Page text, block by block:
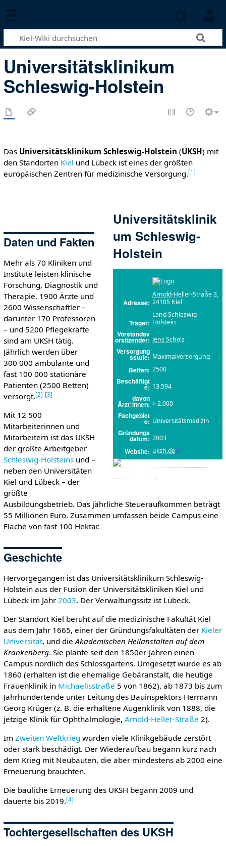
Universitätsklinikum
Schleswig-Holstein
Das Universitätsklinikum Schleswig-Holstein (UKSH) mit
den Standorten Kiel und Lübeck ist eines der größten
europäischen Zentren für medizinische Versorgung.[1 ]
Universitätsklinik
um Schleswig-
Holstein
Adresse
Arnold-Heller-Straße3,
24105 Kiel
Träger
Land Schleswig-
Holstein
Vorstandsv
orsitzender Jens Scholz
Versorgung
sstufe Maximalversorgung
Betten 2500
Beschäftigt
e 13.594
davon
Ärzt*innen > 2.000
Fachgebiet
e Universitätsmedizin
Gründungs
datum 2003
Website uksh.de
Daten und Fakten
Mehr als 70 Kliniken und
Institute leisten klinische
Forschung, Diagnostik und
Therapie. 1900 Ärzte und
2600 Wissenschaftler –
darunter 170 Professoren
– und 5200 Pflegekräfte
sind am UKSH tätig.
Jährlich werden über
300 000 ambulante und
fast 100 000 stationäre
Patienten (2500 Betten)
versorgt.[2] [3]
Mit 12 500
Mitarbeiterinnen und
Mitarbeitern ist das UKSH
der größte Arbeitgeber
Schleswig-Holsteinsund –
neben den Universitäten
Kiel und Lübeck – der
größte
Ausbildungsbetrieb. Das jährliche Steueraufkommen beträgt
55 Millionen Euro. Zusammen umfassen beide Campus eine
Fläche von fast 100 Hektar.
Geschichte
Hervorgegangen ist das Universitätsklinikum Schleswig-
Holstein aus der Fusion der Universitätskliniken Kiel und
Lübeck im Jahr 2003. Der Verwaltungssitz ist Lübeck.
Der Standort Kiel beruht auf die medizinische Fakultät Kiel
aus dem Jahr 1665, einer der Gründungsfakultäten der Kieler
Universität, und die Akademischen Heilanstalten auf dem
Krankenberg. Sie plante seit den 1850er-Jahren einen
Campus nördlich des Schlossgartens. Umgesetzt wurde es ab
1860 (erhalten ist die ehemalige Gebäranstalt, die heutige
Frauenklinik in Michaelisstraße 5 von 1862), ab 1873 bis zum
Jahrhundertende unter Leitung des Bauinspektors Hermann
Georg Krüger (z. B. die erhaltene Augenklinik von 1888, die
jetzige Klinik für Ophthalmologie, Arnold-Heller-Straße 2).
Im Zweiten Weltkrieg wurden viele Klinikgebäude zerstört
oder stark beschädigt. Der Wiederaufbau begann kurz nach
dem Krieg mit Neubauten, die aber mindestens ab 2000 eine
Erneuerung brauchten.
Die bauliche Erneuerung des UKSH begann 2009 und
dauerte bis 2019.[4]
Tochtergesellschaften des UKSH